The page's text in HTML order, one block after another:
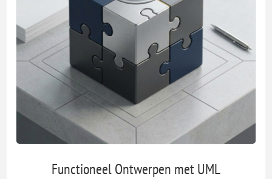
Functioneel Ontwerpen met UML